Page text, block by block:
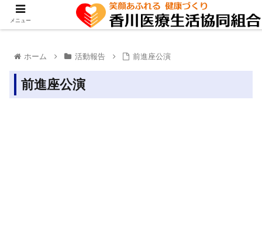
ホーム 活動報告 前進座公演
前進座公演
メニュー